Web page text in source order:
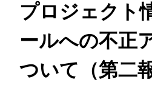
プロジェクト
ールへの不正
ついて（第二報